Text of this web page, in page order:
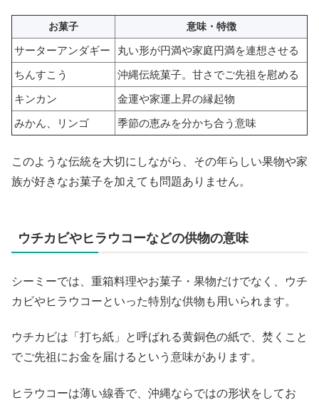
お菓子 意味・特徴
サーターアンダギー
丸い形が円満や家庭円満を連想させる
ちんすこう
沖縄伝統菓子。甘さでご先祖を慰める
キンカン
金運や家運上昇の縁起物
みかん、リンゴ
季節の恵みを分かち合う意味
このような伝統を大切にしながら、その年らしい果物や家
族が好きなお菓子を加えても問題ありません。
ウチカビやヒラウコーなどの供物の意味
シーミーでは、重箱料理やお菓子・果物だけでなく、ウチ
カビやヒラウコーといった特別な供物も用いられます。
ウチカビは「打ち紙」と呼ばれる黄銅色の紙で、焚くこと
でご先祖にお金を届けるという意味があります。
ヒラウコーは薄い線香で、沖縄ならではの形状をしてお